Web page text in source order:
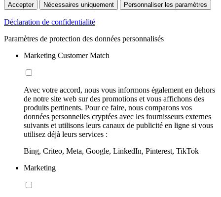
Accepter Nécessaires uniquement Personnaliser les paramètres
Déclaration de confidentialité
Paramètres de protection des données personnalisés
Marketing Customer Match
Avec votre accord, nous vous informons également en dehors
de notre site web sur des promotions et vous affichons des
produits pertinents. Pour ce faire, nous comparons vos
données personnelles cryptées avec les fournisseurs externes
suivants et utilisons leurs canaux de publicité en ligne si vous
utilisez déjà leurs services :
Bing, Criteo, Meta, Google, LinkedIn, Pinterest, TikTok
Marketing